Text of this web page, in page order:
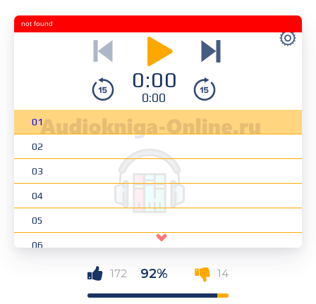
0:00
0:00
01
02
03
04
05
06
not found
172 92% 14